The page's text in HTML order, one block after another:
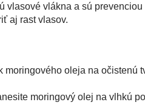
vlasové vlákna a sú
aj rast vlasov.
oleja na očistenú
moringový olej na vlhkú